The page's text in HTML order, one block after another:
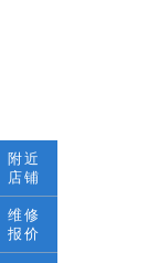
附近
店铺
维修
报价